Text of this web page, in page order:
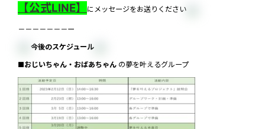
【公式LINE】 にメッセージをお送りください
－－－－－－－ー
今後のスケジュール
■おじいちゃん・おばあちゃん の夢を叶えるグループ